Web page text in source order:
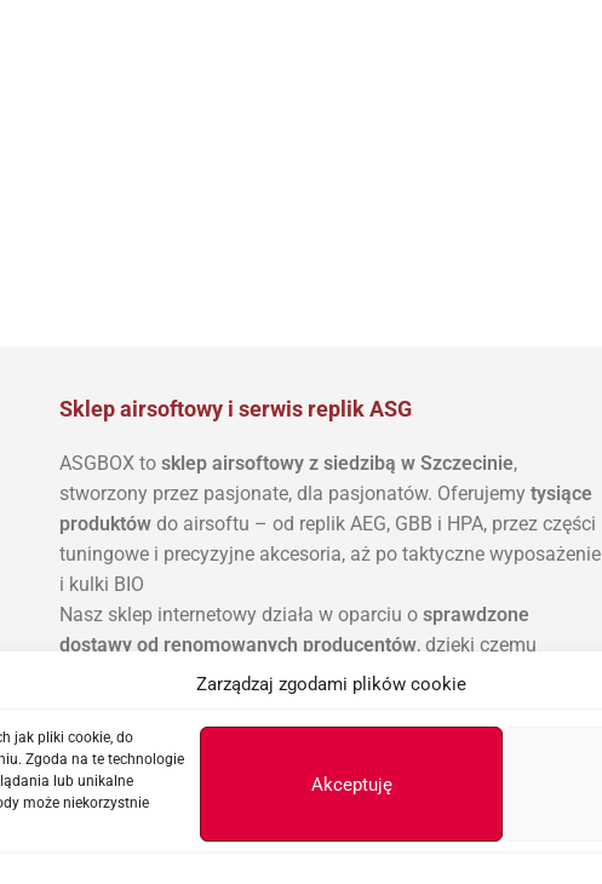
Zarządzaj zgodami plików cookie
jak pliki cookie, do
Zgoda na te technologie
lub unikalne
może niekorzystnie
Akceptuję
Sklep airsoftowy i serwis replik ASG
ASGBOX to sklep airsoftowy z siedzibą w Szczecinie,
stworzony przez pasjonate, dla pasjonatów. Oferujemy tysiące
produktów do airsoftu – od replik AEG, GBB i HPA, przez części
tuningowe i precyzyjne akcesoria, aż po taktyczne wyposażenie
i kulki BIO
Nasz sklep internetowy działa w oparciu o sprawdzone
dostawy od renomowanych producentów, dzięki czemu
znajdziesz tu zarówno popularne marki, jak i unikatowe
Poza sprzedażą prowadzimy równieżserwis replik ASG, AEG i
HPA, w którym zajmujemy się diagnostyką, modernizacją i
konserwacją sprzętu. Każda naprawa wykonywana jest z